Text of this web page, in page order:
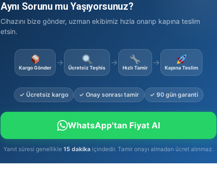
Aynı Sorunu mu Yaşıyorsunuz?
Cihazını bize gönder, uzman ekibimiz hızla onarıp kapına teslim
etsin.
Kargo Gönder
→
Ücretsiz Teşhis
→
Hızlı Tamir
→
Kapına Teslim
✓ Ücretsiz kargo ✓ Onay sonrası tamir ✓ 90 gün garanti
WhatsApp'tan Fiyat Al
Yanıt süresi genellikle 15 dakika içindedir. Tamir onayı almadan ücret alınmaz.